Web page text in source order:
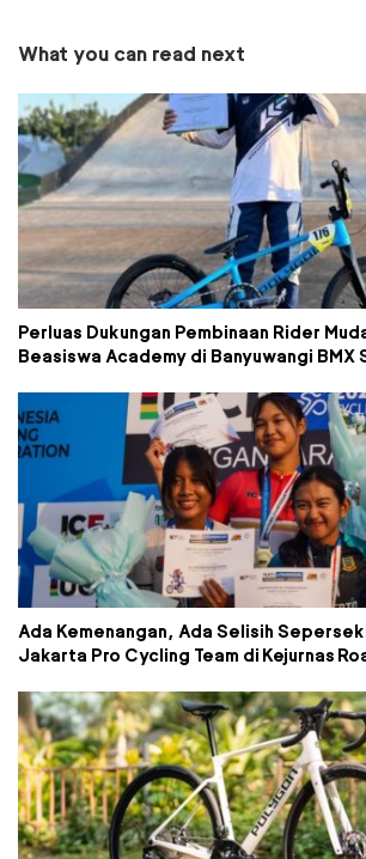
What you can read next
Perluas Dukungan Pembinaan Rider
Beasiswa Academy di Banyuwangi BMX
Ada Kemenangan, Ada Selisih
Jakarta Pro Cycling Team di Kejurnas